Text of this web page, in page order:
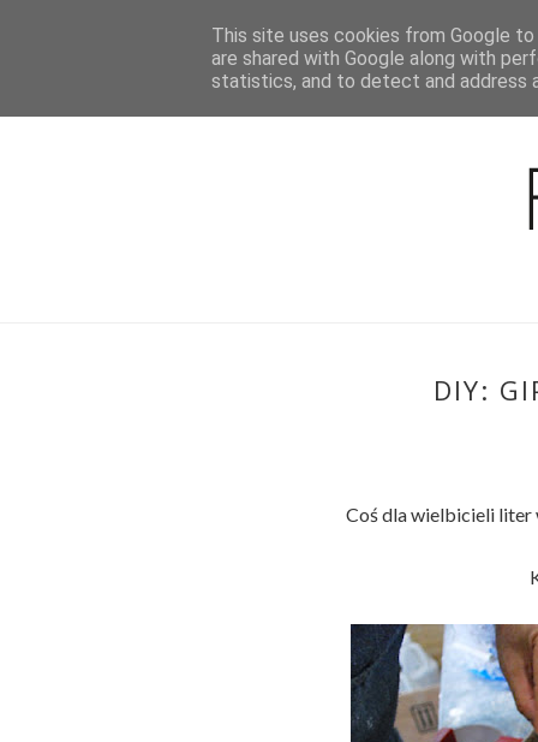
BLOG
DIY:
Coś dla wielbicieli liter
This site uses cookies from Google
are shared with Google along with
statistics, and to detect and address